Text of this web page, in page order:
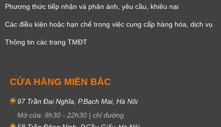
Phương thức tiếp nhận và phản ánh, yêu cầu, khiêu nại
Các điều kiện hoặc hạn chế trong việc cung cấp hàng hóa, dịch vụ
Thông tin các trang TMĐT
CỬA HÀNG MIỀN BẮC
97 Trần Đại Nghĩa, P.Bạch Mai, Hà Nội
Mở cửa: 8h30 - 22h30 | chỉ đường